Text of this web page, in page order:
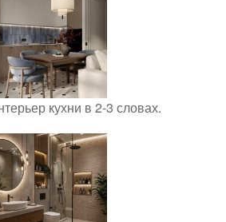
кухни в 2-3 словах.